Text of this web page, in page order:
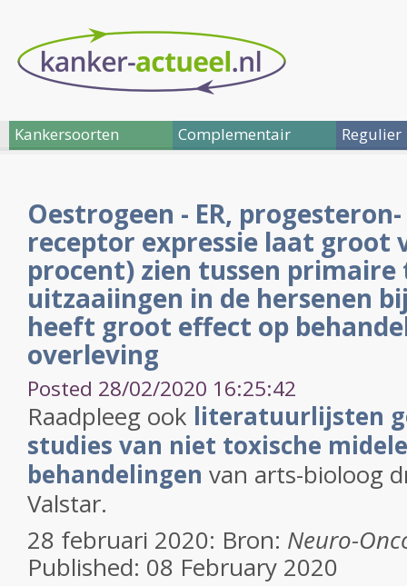
Kankersoorten Complementair Regulier
Oestrogeen - ER, progesteron-
receptor expressie laat groot
procent) zien tussen
uitzaaiingen in de hersenen
heeft groot effect op
overleving
Posted 28/02/2020 16:25:42
Raadpleeg ook literatuurlijsten
studies van niet toxische
behandelingen van arts-bioloog
Valstar.
28 februari 2020: Bron: Neuro-
Published: 08 February 2020